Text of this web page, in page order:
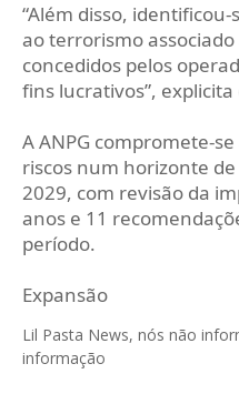
“Além disso,
ao terrorismo
concedidos pelos
fins lucrativos”,
A ANPG compromete-
riscos num horizonte
2029, com revisão da
anos e 11
período.
Expansão
Lil Pasta News, nós não
informação